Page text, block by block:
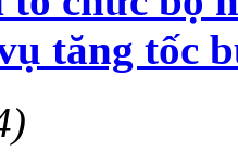
tăng tốc